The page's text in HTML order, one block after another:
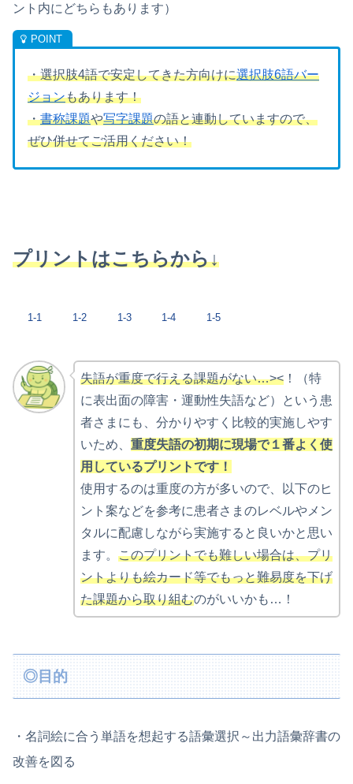
ント内にどちらもあります）
・選択肢4語で安定してきた方向けに選択肢6語バー
ジョンもあります！
・書称課題や写字課題の語と連動していますので、
ぜひ併せてご活用ください！
プリントはこちらから↓
1-1 1-2 1-3 1-4 1-5
失語が重度で行える課題がない…><！（特
に表出面の障害・運動性失語など）という患
者さまにも、分かりやすく比較的実施しやす
いため、 重度失語の初期に現場で１番よく使
用しているプリントです！
使用するのは重度の方が多いので、以下のヒ
ント案などを参考に患者さまのレベルやメン
タルに配慮しながら実施すると良いかと思い
ます。 このプリントでも難しい場合は、プリ
ントよりも絵カード等でもっと難易度を下げ
た課題から取り組むのがいいかも…！
◎目的
・名詞絵に合う単語を想起する語彙選択～出力語彙辞書の
改善を図る